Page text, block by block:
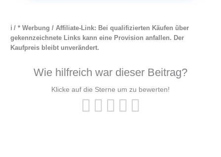
ℹ︎ / * Werbung / Affiliate-Link: Bei qualifizierten Käufen über
gekennzeichnete Links kann eine Provision anfallen. Der
Kaufpreis bleibt unverändert.
Wie hilfreich war dieser Beitrag?
Klicke auf die Sterne um zu bewerten!